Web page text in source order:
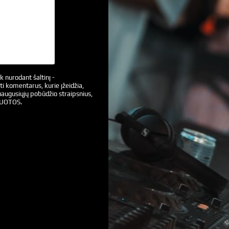
nurodant šaltinį -
komentarus, kurie įžeidžia,
pobūdžio straipsnius,